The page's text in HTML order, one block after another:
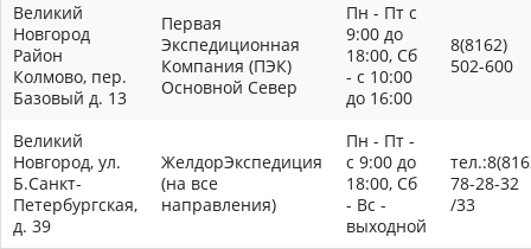
Великий
Новгород
Район
Колмово, пер.
Базовый д. 13
Первая
Экспедиционная
Компания (ПЭК)
Основной Север
Пн - Пт с
9:00 до
18:00, Сб
- с 10:00
до 16:00
8(8162)
502-600
Великий
Новгород, ул.
Б.Санкт-
Петербургская,
д. 39
ЖелдорЭкспедиция
(на все
направления)
Пн - Пт -
с 9:00 до
18:00, Сб
- Вс -
выходной
78-28-32
/33